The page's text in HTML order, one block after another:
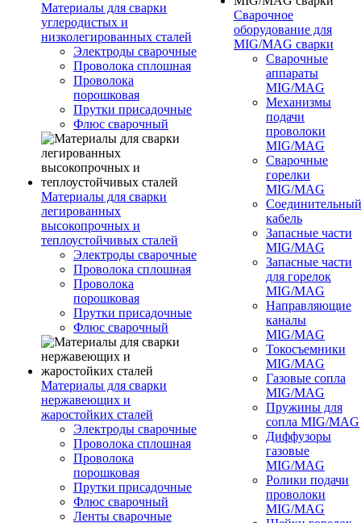
Материалы для сварки
углеродистых и
низколегированных сталей
Электроды сварочные
Проволока сплошная
Проволока
порошковая
Прутки присадочные
Флюс сварочный
Материалы для сварки
легированных
высокопрочных и
теплоустойчивых сталей
Электроды сварочные
Проволока сплошная
Проволока
порошковая
Прутки присадочные
Флюс сварочный
Материалы для сварки
нержавеющих и
жаростойких сталей
Электроды сварочные
Проволока сплошная
Проволока
порошковая
Прутки присадочные
Флюс сварочный
Ленты сварочные
Сварочное
оборудование для
MIG/MAG сварки
Сварочные
аппараты
MIG/MAG
Механизмы
подачи
проволоки
MIG/MAG
Сварочные
горелки
MIG/MAG
Соединительный
кабель
Запасные части
MIG/MAG
Запасные части
для горелок
MIG/MAG
Направляющие
каналы
MIG/MAG
Токосъемники
MIG/MAG
Газовые сопла
MIG/MAG
Пружины для
сопла MIG/MAG
Диффузоры
газовые
MIG/MAG
Ролики подачи
проволоки
MIG/MAG